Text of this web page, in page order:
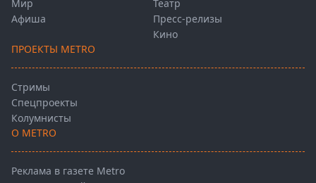
Мир
Афиша
Театр
Пресс-релизы
Кино
ПРОЕКТЫ METRO
Стримы
Спецпроекты
Колумнисты
О METRO
Реклама в газете Metro